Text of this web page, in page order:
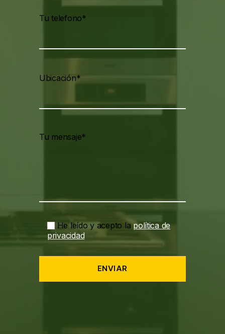
Tu telefono*
Ubicación*
Tu mensaje*
He leído y acepto lapolítica de
privacidad